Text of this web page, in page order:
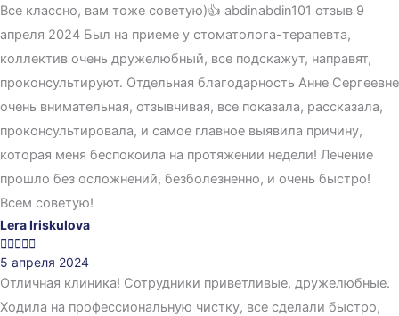
Все классно, вам тоже советую)👍 abdinabdin101 отзыв 9
апреля 2024 Был на приеме у стоматолога-терапевта,
коллектив очень дружелюбный, все подскажут, направят,
проконсультируют. Отдельная благодарность Анне Сергеевне
очень внимательная, отзывчивая, все показала, рассказала,
проконсультировала, и самое главное выявила причину,
которая меня беспокоила на протяжении недели! Лечение
прошло без осложнений, безболезненно, и очень быстро!
Всем советую!
Lera Iriskulova

5 апреля 2024
Отличная клиника! Сотрудники приветливые, дружелюбные.
Ходила на профессиональную чистку, все сделали быстро,